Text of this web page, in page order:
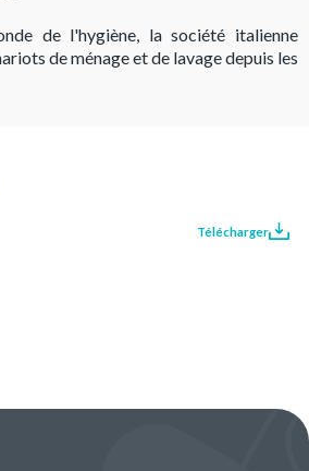
de l'hygiène, la société italienne
de ménage et de lavage depuis les
Télécharger